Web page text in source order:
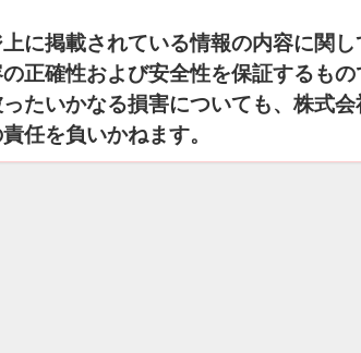
に掲載されている情報の内容に関
正確性および安全性を保証するも
たいかなる損害についても、株式
任を負いかねます。